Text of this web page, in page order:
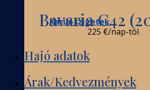
Karib-szigetek
Bavaria C42
225 €/nap-tól
Hajó adatok
Árak/Kedvezmények